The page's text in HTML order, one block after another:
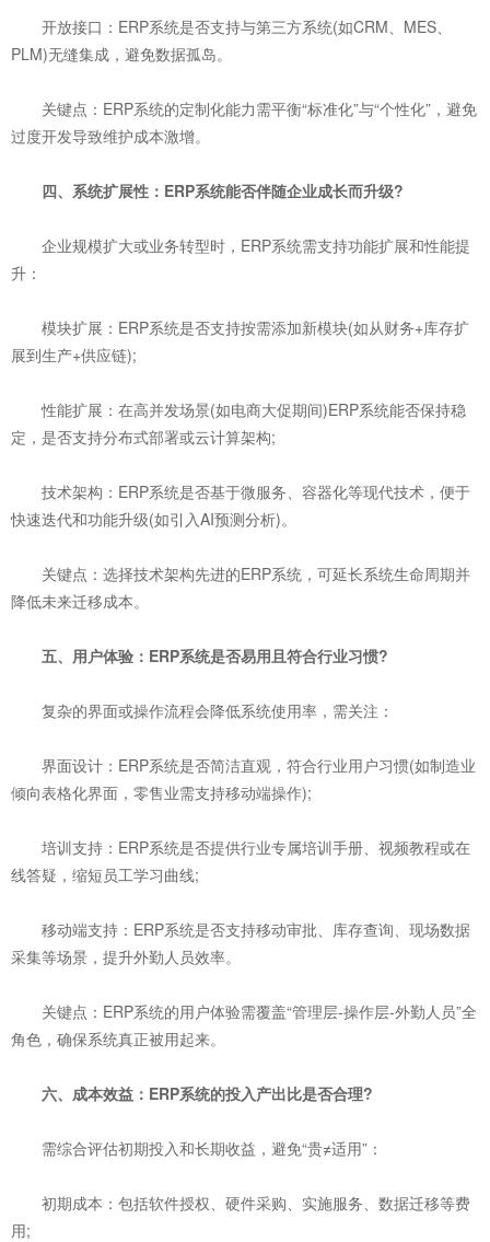
开放接口：ERP系统是否支持与第三方系统(如CRM、MES、
PLM)无缝集成，避免数据孤岛。
关键点：ERP系统的定制化能力需平衡“标准化”与“个性化”，避免
过度开发导致维护成本激增。
四、系统扩展性：ERP系统能否伴随企业成长而升级?
企业规模扩大或业务转型时，ERP系统需支持功能扩展和性能提
升：
模块扩展：ERP系统是否支持按需添加新模块(如从财务+库存扩
展到生产+供应链);
性能扩展：在高并发场景(如电商大促期间)ERP系统能否保持稳
定，是否支持分布式部署或云计算架构;
技术架构：ERP系统是否基于微服务、容器化等现代技术，便于
快速迭代和功能升级(如引入AI预测分析)。
关键点：选择技术架构先进的ERP系统，可延长系统生命周期并
降低未来迁移成本。
五、用户体验：ERP系统是否易用且符合行业习惯?
复杂的界面或操作流程会降低系统使用率，需关注：
界面设计：ERP系统是否简洁直观，符合行业用户习惯(如制造业
倾向表格化界面，零售业需支持移动端操作);
培训支持：ERP系统是否提供行业专属培训手册、视频教程或在
线答疑，缩短员工学习曲线;
移动端支持：ERP系统是否支持移动审批、库存查询、现场数据
采集等场景，提升外勤人员效率。
关键点：ERP系统的用户体验需覆盖“管理层-操作层-外勤人员”全
角色，确保系统真正被用起来。
六、成本效益：ERP系统的投入产出比是否合理?
需综合评估初期投入和长期收益，避免“贵≠适用”：
初期成本：包括软件授权、硬件采购、实施服务、数据迁移等费
用;